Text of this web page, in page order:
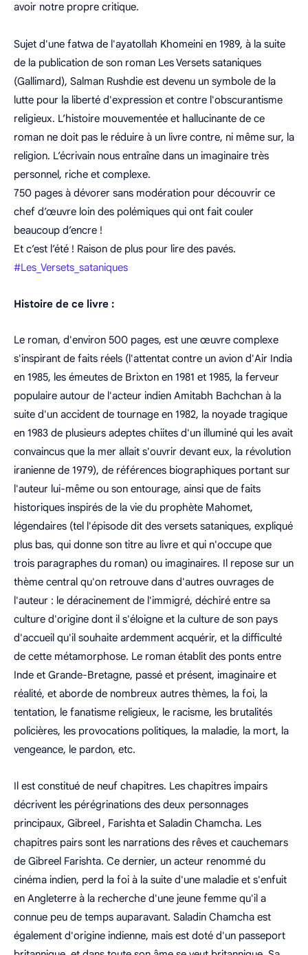
avoir notre propre critique.
Sujet d'une fatwa de l'ayatollah Khomeini en 1989, à la suite
de la publication de son roman Les Versets sataniques
(Gallimard), Salman Rushdie est devenu un symbole de la
lutte pour la liberté d'expression et contre l'obscurantisme
religieux. L’histoire mouvementée et hallucinante de ce
roman ne doit pas le réduire à un livre contre, ni même sur, la
religion. L’écrivain nous entraîne dans un imaginaire très
personnel, riche et complexe.
750 pages à dévorer sans modération pour découvrir ce
chef d’œuvre loin des polémiques qui ont fait couler
beaucoup d’encre !
Et c’est l’été ! Raison de plus pour lire des pavés.
#Les_Versets_sataniques
Histoire de ce livre :
Le roman, d'environ 500 pages, est une œuvre complexe
s'inspirant de faits réels (l'attentat contre un avion d'Air India
en 1985, les émeutes de Brixton en 1981 et 1985, la ferveur
populaire autour de l'acteur indien Amitabh Bachchan à la
suite d'un accident de tournage en 1982, la noyade tragique
en 1983 de plusieurs adeptes chiites d'un illuminé qui les avait
convaincus que la mer allait s'ouvrir devant eux, la révolution
iranienne de 1979), de références biographiques portant sur
l'auteur lui-même ou son entourage, ainsi que de faits
historiques inspirés de la vie du prophète Mahomet,
légendaires (tel l'épisode dit des versets sataniques, expliqué
plus bas, qui donne son titre au livre et qui n'occupe que
trois paragraphes du roman) ou imaginaires. Il repose sur un
thème central qu'on retrouve dans d'autres ouvrages de
l'auteur : le déracinement de l'immigré, déchiré entre sa
culture d'origine dont il s'éloigne et la culture de son pays
d'accueil qu'il souhaite ardemment acquérir, et la difficulté
de cette métamorphose. Le roman établit des ponts entre
Inde et Grande-Bretagne, passé et présent, imaginaire et
réalité, et aborde de nombreux autres thèmes, la foi, la
tentation, le fanatisme religieux, le racisme, les brutalités
policières, les provocations politiques, la maladie, la mort, la
vengeance, le pardon, etc.
Il est constitué de neuf chapitres. Les chapitres impairs
décrivent les pérégrinations des deux personnages
principaux, Gibreel , Farishtaet Saladin Chamcha. Les
chapitres pairs sont les narrations des rêves et cauchemars
de Gibreel Farishta. Ce dernier, un acteur renommé du
cinéma indien, perd la foi à la suite d'une maladie et s'enfuit
en Angleterre à la recherche d'une jeune femme qu'il a
connue peu de temps auparavant. Saladin Chamcha est
également d'origine indienne, mais est doté d'un passeport